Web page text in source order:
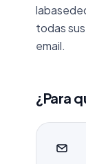
todas
email.
¿Para